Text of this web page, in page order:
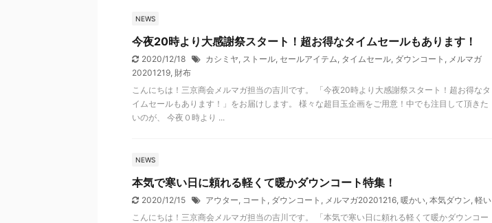
NEWS
今夜20時より大感謝祭スタート！超お得なタイムセールもあります！
2020/12/18 カシミヤ, ストール, セールアイテム, タイムセール, ダウンコート , メルマガ
20201219, 財布
こんにちは！三京商会メルマガ担当の吉川です。 「今夜20時より大感謝祭スタート！超お得なタ
イムセールもあります！」をお届けします。 様々な超目玉企画をご用意！中でも注目して頂きた
いのが、 今夜０時より ...
NEWS
本気で寒い日に頼れる軽くて暖かダウンコート特集！
2020/12/15 アウター, コート , ダウンコート , メルマガ20201216, 暖かい, 本気ダウン, 軽い
こんにちは！三京商会メルマガ担当の吉川です。 「本気で寒い日に頼れる軽くて暖かダウンコー